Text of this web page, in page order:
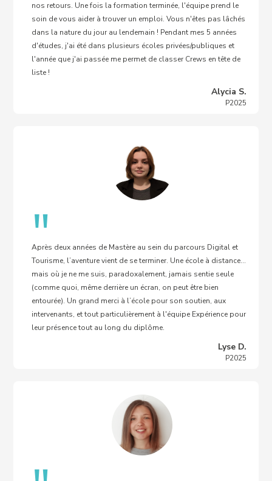
nos retours. Une fois la formation terminée, l'équipe prend le
soin de vous aider à trouver un emploi. Vous n'êtes pas lâchés
dans la nature du jour au lendemain ! Pendant mes 5 années
d'études, j'ai été dans plusieurs écoles privées/publiques et
l'année que j'ai passée me permet de classer Crews en tête de
liste !
Alycia S.
P2025
"
Après deux années de Mastère au sein du parcours Digital et
Tourisme, l’aventure vient de se terminer. Une école à distance…
mais où je ne me suis, paradoxalement, jamais sentie seule
(comme quoi, même derrière un écran, on peut être bien
entourée). Un grand merci à l’école pour son soutien, aux
intervenants, et tout particulièrement à l'équipe Expérience pour
leur présence tout au long du diplôme.
Lyse D.
P2025